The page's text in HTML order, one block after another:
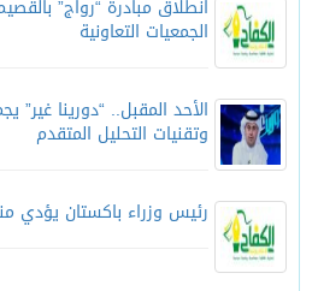
انطلاق مبادرة “رواج”
الجمعيات التعاونية
الأحد المقبل.. “دورينا غير”
وتقنيات التحليل المتقدم
رئيس وزراء باكستان يؤدي